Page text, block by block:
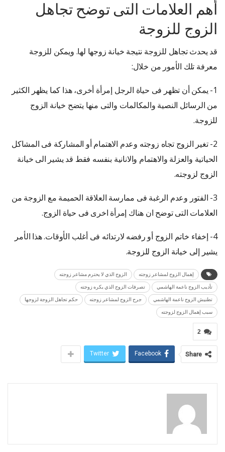
أهم العلامات التى توضح تجاهل
الزوج للزوجة
قد يحدث تجاهل للزوجة نتيجة خيانة زوجها لها. ويمكن للزوجة
معرفة تلك الأمور من خلال:
1- يمكن أن تظهر فى حياة الرجل إمرأة أخرى، هذا كما يظهر الكثير
من الرسائل النصية والمكالمات والتى منها يتضح خيانة الزوج
للزوجة.
2- تغير الزوج تجاه زوجته وعدم الاهتمام أو المشاركة فى المشاكل
الحياتية والعزلة والاهتمام والانانية بنفسه فقط قد يشير الى خيانة
الزوج لزوجته.
3- الفتور وعدم الرغبة فى ممارسة العلاقة الحميمة مع الزوجة من
العلامات التى توضح ان هناك إمرأة اخرى فى حياة الزوج.
4- إخفاء خاتم الزوج أو رفضه لارتدائه فى أغلب الأوقات. هذا الأمر
يشير إلى خيانة الزوج للزوجة.
إهمال الزوج لمشاعر زوجته الزوج الذي لا يحترم مشاعر زوجته
تأديب الزوج ناعمة الهاشمي تصرفات الزوج الذي يكره زوجته
تطنيش الزوج ناعمة الهاشمي جرح الزوج لمشاعر زوجته حكم تجاهل الزوجة لزوجها
سبب إهمال الزوج لزوجته
2
Share
Facebook
Twitter